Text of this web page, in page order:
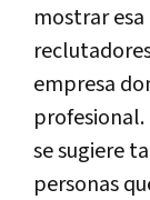
mostrar
empresa
se sugiere
personas